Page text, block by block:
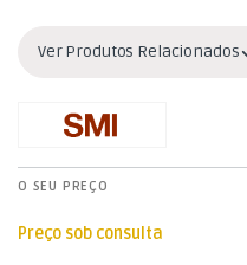
Ver Produtos Relacionados
O SEU PREÇO
Preço sob consulta